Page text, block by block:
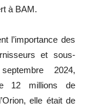
à BAM.
l’importance des
et sous-
2024,
12 millions de
elle était de